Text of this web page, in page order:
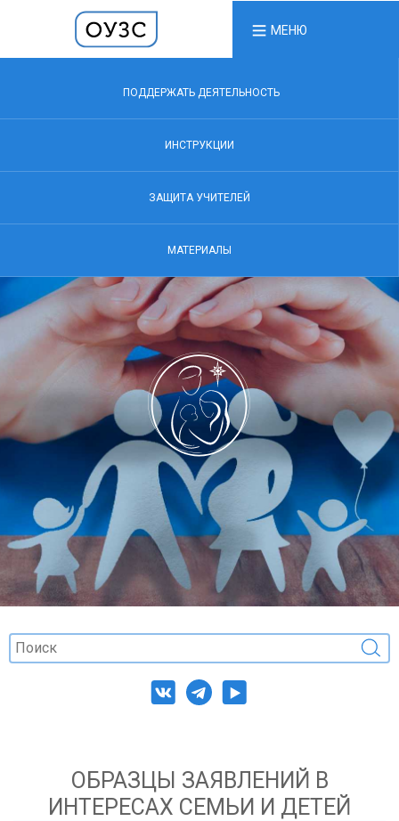
МЕНЮ
ПОДДЕРЖАТЬ ДЕЯТЕЛЬНОСТЬ
ИНСТРУКЦИИ
ЗАЩИТА УЧИТЕЛЕЙ
МАТЕРИАЛЫ
ОБРАЗЦЫ ЗАЯВЛЕНИЙ В
ИНТЕРЕСАХ СЕМЬИ И ДЕТЕЙ